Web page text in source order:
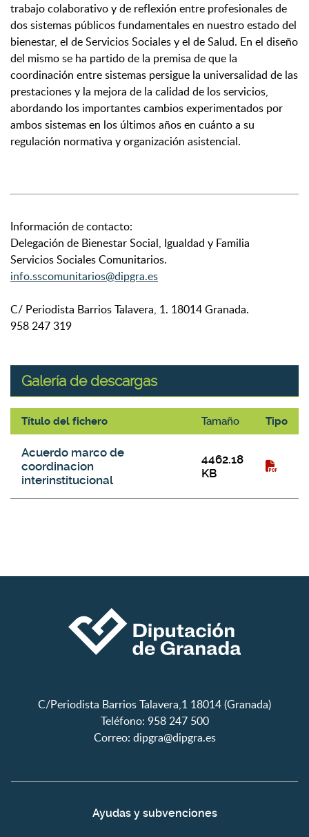
trabajo colaborativo y de reflexión entre profesionales de
dos sistemas públicos fundamentales en nuestro estado del
bienestar, el de Servicios Sociales y el de Salud. En el diseño
del mismo se ha partido de la premisa de que la
coordinación entre sistemas persigue la universalidad de las
prestaciones y la mejora de la calidad de los servicios,
abordando los importantes cambios experimentados por
ambos sistemas en los últimos años en cuánto a su
regulación normativa y organización asistencial.
Información de contacto:
Delegación de Bienestar Social, Igualdad y Familia
Servicios Sociales Comunitarios.
info.sscomunitarios@dipgra.es
C/ Periodista Barrios Talavera, 1. 18014 Granada.
958 247 319
Galería de descargas
Título del fichero Tamaño Tipo
Acuerdo marco de
coordinacion
interinstitucional
4462.18
KB
C/Periodista Barrios Talavera,1 18014 (Granada)
Teléfono: 958 247 500
Correo: dipgra@dipgra.es
Ayudas y subvenciones